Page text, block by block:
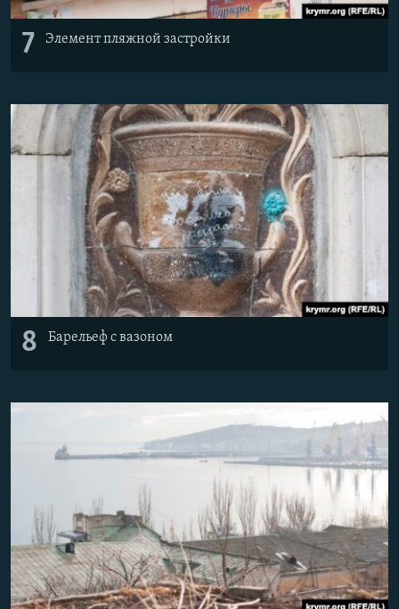
7 Элемент пляжной застройки
8 Барельеф с вазоном